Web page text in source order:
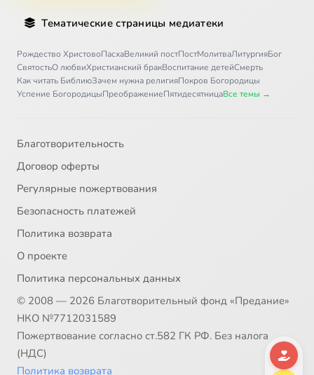
Тематические страницы медиатеки
Рождество ХристовоПасхаВеликий постПостМолитваЛитургияБог
СвятостьО любвиХристианский бракВоспитание детейСмерть
Как читать БиблиюЗачем нужна религияПокров Богородицы
Успение БогородицыПреображениеПятидесятницаВсе темы →
Благотворительность
Договор оферты
Регулярные пожертвования
Безопасность платежей
Политика возврата
О проекте
Политика персональных данных
© 2008 — 2026 Благотворительный фонд «Предание»
НКО №7712031589
Пожертвование согласно ст.582 ГК РФ. Без налога
(НДС)
Политика возврата